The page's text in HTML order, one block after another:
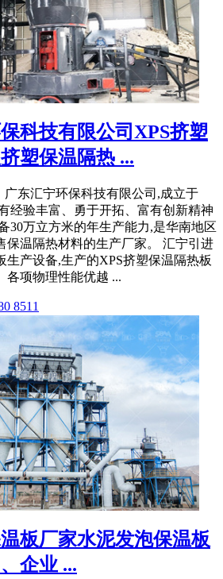
科技有限公司XPS挤塑
塑保温隔热 ...
广东汇宁环保科技有限公司,成立于
经验丰富、勇于开拓、富有创新精神
30万立方米的年生产能力,是华南地区
保温隔热材料的生产厂家。 汇宁引进
生产设备,生产的XPS挤塑保温隔热板
各项物理性能优越 ...
8511
板厂家水泥发泡保温板
企业 ...